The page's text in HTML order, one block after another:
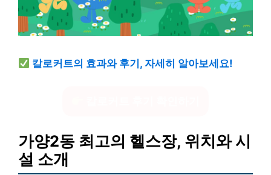
칼로커트의 효과와 후기, 자세히 알아보세요!
가양2동 최고의 헬스장, 위치와 시
설 소개